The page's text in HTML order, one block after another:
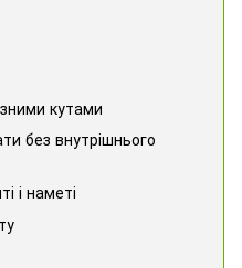
кутами
без внутрішнього
і наметі